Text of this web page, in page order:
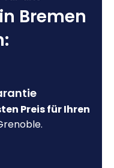
Bremen
Preis für Ihren